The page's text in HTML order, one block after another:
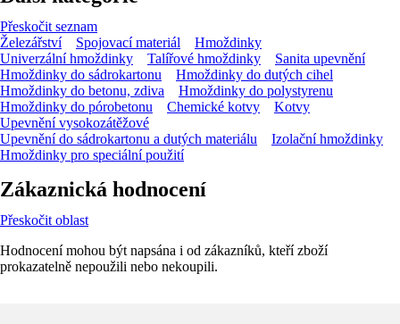
Přeskočit seznam
Železářství
Spojovací materiál
Hmoždinky
Univerzální hmoždinky
Talířové hmoždinky
Sanita upevnění
Hmoždinky do sádrokartonu
Hmoždinky do dutých cihel
Hmoždinky do betonu, zdiva
Hmoždinky do polystyrenu
Hmoždinky do pórobetonu
Chemické kotvy
Kotvy
Upevnění vysokozátěžové
Upevnění do sádrokartonu a dutých materiálu
Izolační hmoždinky
Hmoždinky pro speciální použití
Zákaznická hodnocení
Přeskočit oblast
Hodnocení mohou být napsána i od zákazníků, kteří zboží
prokazatelně nepoužili nebo nekoupili.